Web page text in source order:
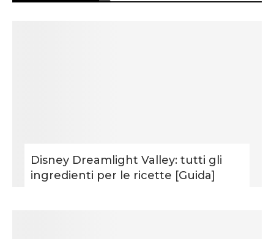
Disney Dreamlight Valley: tutti gli
ingredienti per le ricette [Guida]